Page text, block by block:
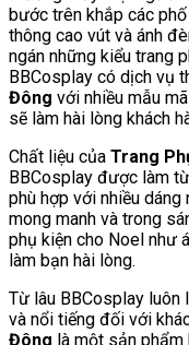
bước trên khắp các
thông cao vút và ánh
ngán những kiểu trang
BBCosplay có dịch vụ
Đông với nhiều mẫu
sẽ làm hài lòng khách
Chất liệu của Trang
BBCosplay được làm
phù hợp với nhiều
mong manh và trong
phụ kiện cho Noel như
làm bạn hài lòng.
Từ lâu BBCosplay luôn
và nổi tiếng đối với
Đông là một sản